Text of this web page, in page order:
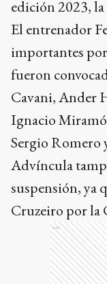
edición 2023,
El entrenador
importantes
fueron
Cavani, Ander
Ignacio
Sergio Romero
Advíncula
suspensión, ya
Cruzeiro por la
Ads